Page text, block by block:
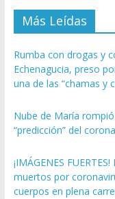
Más Leídas
Rumba con drogas y
Echenagucia, preso
una de las “chamas y
Nube de María
“predicción” del
¡IMÁGENES
muertos por
cuerpos en plena